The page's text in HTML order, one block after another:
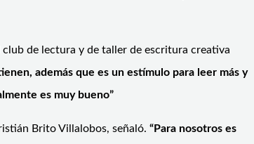
de lectura y de taller de escritura creativa
además que es un estímulo para leer más y
es muy bueno”
Brito Villalobos, señaló. “Para nosotros es